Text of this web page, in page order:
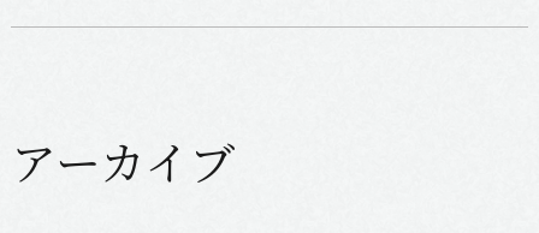
アーカイブ